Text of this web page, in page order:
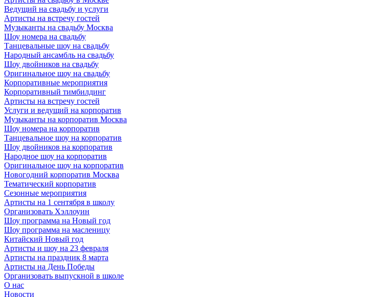
Ведущий на свадьбу и услуги
Артисты на встречу гостей
Музыканты на свадьбу Москва
Шоу номера на свадьбу
Танцевальные шоу на свадьбу
Народный ансамбль на свадьбу
Шоу двойников на свадьбу
Оригинальное шоу на свадьбу
Корпоративные мероприятия
Корпоративный тимбилдинг
Артисты на встречу гостей
Услуги и ведущий на корпоратив
Музыканты на корпоратив Москва
Шоу номера на корпоратив
Танцевальное шоу на корпоратив
Шоу двойников на корпоратив
Народное шоу на корпоратив
Оригинальное шоу на корпоратив
Новогодний корпоратив Москва
Тематический корпоратив
Сезонные мероприятия
Артисты на 1 сентября в школу
Организовать Хэллоуин
Шоу программа на Новый год
Шоу программа на масленицу
Китайский Новый год
Артисты и шоу на 23 февраля
Артисты на праздник 8 марта
Артисты на День Победы
Организовать выпускной в школе
О нас
Новости